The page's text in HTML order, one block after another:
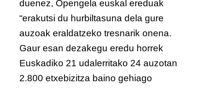
duenez, Opengela euskal ereduak
“erakutsi du hurbiltasuna dela gure
auzoak eraldatzeko tresnarik onena.
Gaur esan dezakegu eredu horrek
Euskadiko 21 udalerritako 24 auzotan
2.800 etxebizitza baino gehiago